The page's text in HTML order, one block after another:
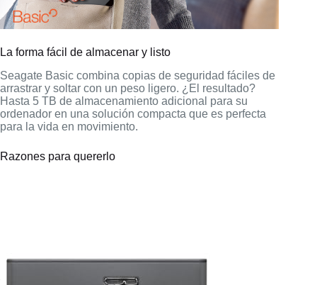
La forma fácil de almacenar y listo
Seagate Basic combina copias de seguridad fáciles de
arrastrar y soltar con un peso ligero. ¿El resultado?
Hasta 5 TB de almacenamiento adicional para su
ordenador en una solución compacta que es perfecta
para la vida en movimiento.
Razones para quererlo